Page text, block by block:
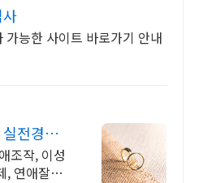
능한 사이트 바로가기 안내
전경험
조작, 이성
, 연애잘하